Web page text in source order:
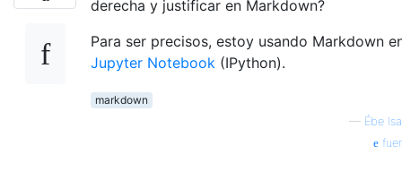
derecha y justificar en Markdown?
Para ser precisos, estoy usando Markdown
Jupyter Notebook (IPython).
markdown
— Ébe